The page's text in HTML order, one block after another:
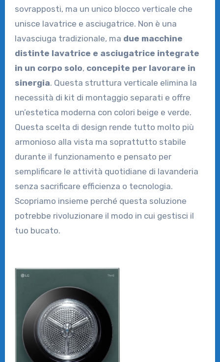
sovrapposti, ma un unico blocco verticale che
unisce lavatrice e asciugatrice. Non è una
lavasciuga tradizionale, ma due macchine
distinte lavatrice e asciugatrice integrate
in un corpo solo, concepite per lavorare in
sinergia. Questa struttura verticale elimina la
necessità di kit di montaggio separati e offre
un’estetica moderna con colori beige e verde.
Questa scelta di design rende tutto molto più
armonioso alla vista ma soprattutto stabile
durante il funzionamento e pensato per
semplificare le attività quotidiane di lavanderia
senza sacrificare efficienza o tecnologia.
Scopriamo insieme perché questa soluzione
potrebbe rivoluzionare il modo in cui gestisci il
tuo bucato.